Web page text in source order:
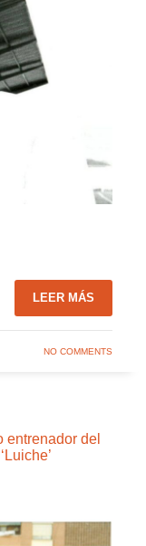
LEER MÁS
NO COMMENTS
entrenador del